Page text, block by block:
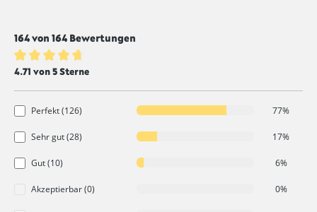
164 von 164 Bewertungen
Durchschnittliche Bewertung von 4.7 von 5 Sternen
4.71 von 5 Sterne
Perfekt (126) 77%
Sehr gut (28) 17%
Gut (10) 6%
Akzeptierbar (0) 0%